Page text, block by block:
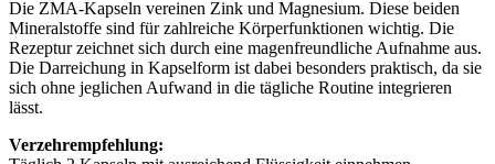
Die ZMA-Kapseln vereinen Zink und Magnesium. Diese beiden
Mineralstoffe sind für zahlreiche Körperfunktionen wichtig. Die
Rezeptur zeichnet sich durch eine magenfreundliche Aufnahme aus.
Die Darreichung in Kapselform ist dabei besonders praktisch, da sie
sich ohne jeglichen Aufwand in die tägliche Routine integrieren
lässt.
Verzehrempfehlung: